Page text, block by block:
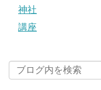
神社
講座